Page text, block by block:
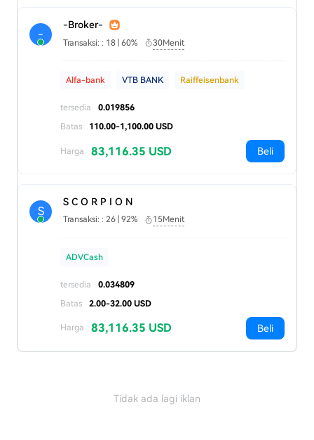
-
-Broker-
Transaksi: : 18 | 60% 30Menit
Alfa-bank VTB BANK Raiffeisenbank
tersedia
0.019856
Batas
110.00-1,100.00 USD
Harga 83,116.35 USD Beli
S
S C O R P I O N
Transaksi: : 26 | 92% 15Menit
ADVCash
tersedia
0.034809
Batas
2.00-32.00 USD
Harga 83,116.35 USD Beli
Tidak ada lagi iklan